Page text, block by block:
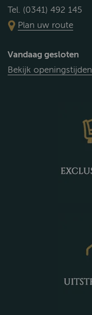
Tel. (0341) 492 145
Plan uw route
Vandaag gesloten
Bekijk openingstijden